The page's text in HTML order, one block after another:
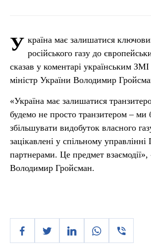
У країна має залишатися
російського газу до
сказав у коментарі українським
міністр України Володимир
«Україна має залишатися
будемо не просто транзитером – ми
збільшувати видобуток власного
зацікавлені у спільному
партнерами. Це предмет взаємодії»,
Володимир Гройсман.